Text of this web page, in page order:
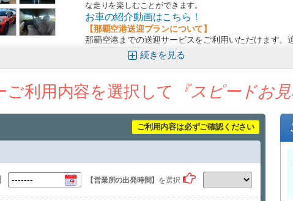
な走りを楽しむことができます。
お車の紹介動画はこちら！
【那覇空港送迎プランについて】
那覇空港までの送迎サービスをご利用いただけます。
■送迎運行時間
９：３０～１７：３０
（例：９：００までに那覇空港に到着→９：３０発の
※１時間おきに運行しており、１７：３０まで同様に
那覇空港「１４番レンタカー送迎車乗り場」までお越
ご予約時、備考欄に以下の内容を必ずご記入ください
・到着便名
続きを
ご利用内容を選択して 『スピードお見
ご利用内容は必ずご確認ください
【営業所の出発時間】 を選択